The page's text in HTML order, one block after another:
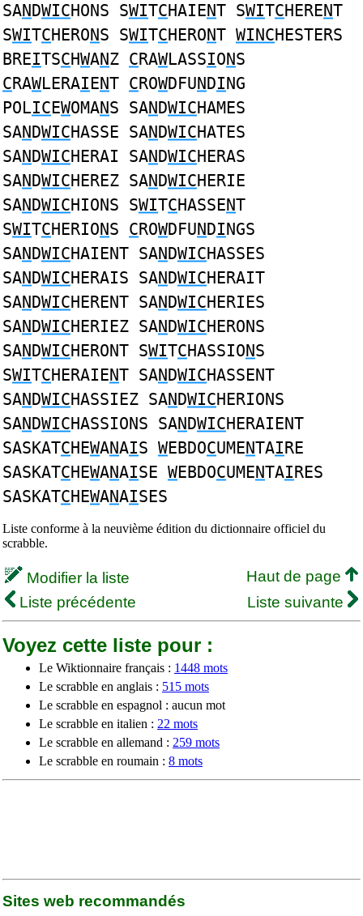
SANDWICHONS SWITCHAIENT SWITCHERENT
SWITCHERONS SWITCHERONT WINCHESTERS
BREITSCHWANZ CRAWLASSIONS
CRAWLERAIENT CROWDFUNDING
POLICEWOMANS SANDWICHAMES
SANDWICHASSE SANDWICHATES
SANDWICHERAI SANDWICHERAS
SANDWICHEREZ SANDWICHERIE
SANDWICHIONS SWITCHASSENT
SWITCHERIONS CROWDFUNDINGS
SANDWICHAIENT SANDWICHASSES
SANDWICHERAIS SANDWICHERAIT
SANDWICHERENT SANDWICHERIES
SANDWICHERIEZ SANDWICHERONS
SANDWICHERONT SWITCHASSIONS
SWITCHERAIENT SANDWICHASSENT
SANDWICHASSIEZ SANDWICHERIONS
SANDWICHASSIONS SANDWICHERAIENT
SASKATCHEWANAIS WEBDOCUMENTAIRE
SASKATCHEWANAISE WEBDOCUMENTAIRES
SASKATCHEWANAISES
Liste conforme à la neuvième édition du dictionnaire officiel du
scrabble.
Modifier la liste
Haut de page
Liste précédente
Liste suivante
Voyez cette liste pour :
Le Wiktionnaire français : 1448 mots
Le scrabble en anglais : 515 mots
Le scrabble en espagnol : aucun mot
Le scrabble en italien : 22 mots
Le scrabble en allemand : 259 mots
Le scrabble en roumain : 8 mots
Sites web recommandés